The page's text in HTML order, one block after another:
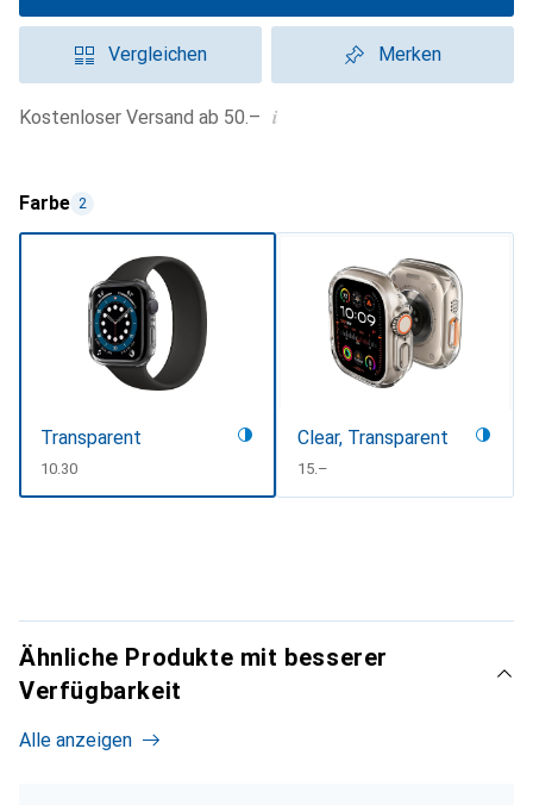
Vergleichen Merken
Kostenloser Versand ab 50.– i
Farbe 2
Transparent
CHF
10.30
Clear, Transparent
CHF
15.–
Ähnliche Produkte mit besserer
Verfügbarkeit
Alle anzeigen